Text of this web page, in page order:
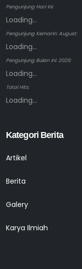
Pengunjung Hari ini:
Loading...
Pengunjung Kemarin: August:
Loading...
Pengunjung Bulan ini: 2026:
Loading...
Total Hits:
Loading...
Kategori Berita
Artikel
Berita
Galery
Karya Ilmiah